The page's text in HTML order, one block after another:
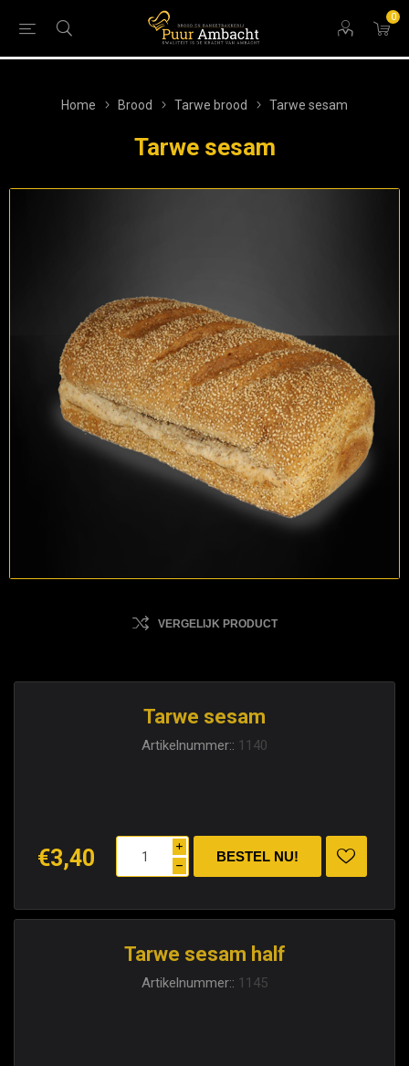
0
Home Brood Tarwe brood Tarwe sesam
Tarwe sesam
VERGELIJK PRODUCT
Tarwe sesam
Artikelnummer:: 1140
€3,40 i
h
Tarwe sesam half
Artikelnummer:: 1145